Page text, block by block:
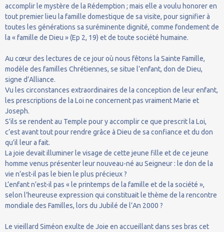
accomplir le mystère de la Rédemption ; mais elle a voulu honorer en
tout premier lieu la famille domestique de sa visite, pour signifier à
toutes les générations sa suréminente dignité, comme fondement de
la « famille de Dieu » (Ep 2, 19) et de toute société humaine.
Au cœur des lectures de ce jour où nous fêtons la Sainte Famille,
modèle des familles Chrétiennes, se situe l’enfant, don de Dieu,
signe d’Alliance.
Vu les circonstances extraordinaires de la conception de leur enfant,
les prescriptions de la Loi ne concernent pas vraiment Marie et
Joseph.
S’ils se rendent au Temple pour y accomplir ce que prescrit la Loi,
c’est avant tout pour rendre grâce à Dieu de sa confiance et du don
qu’il leur a fait.
La joie devait illuminer le visage de cette jeune fille et de ce jeune
homme venus présenter leur nouveau-né au Seigneur : le don de la
vie n’est-il pas le bien le plus précieux ?
L’enfant n’est-il pas « le printemps de la famille et de la société »,
selon l’heureuse expression qui constituait le thème de la rencontre
mondiale des Familles, lors du Jubilé de l’An 2000 ?
Le vieillard Siméon exulte de Joie en accueillant dans ses bras cet